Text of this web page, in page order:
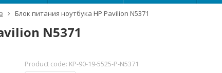
Блок питания ноутбука HP Pavilion N5371
N5371
Product code: KP-90-19-5525-P-N5371